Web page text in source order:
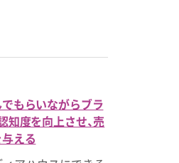
もらいながらブラ
知度を向上させ、売
える